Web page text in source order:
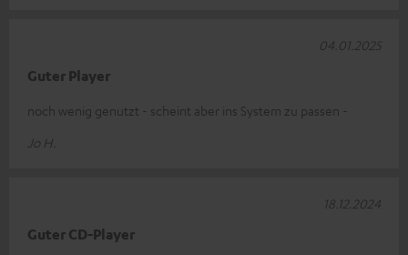
Guter Player
noch wenig genutzt - scheint aber ins System zu passen -
Jo H.
04.01.2025
Guter CD-Player
18.12.2024